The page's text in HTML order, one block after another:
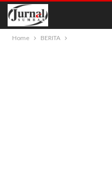
Home BERITA